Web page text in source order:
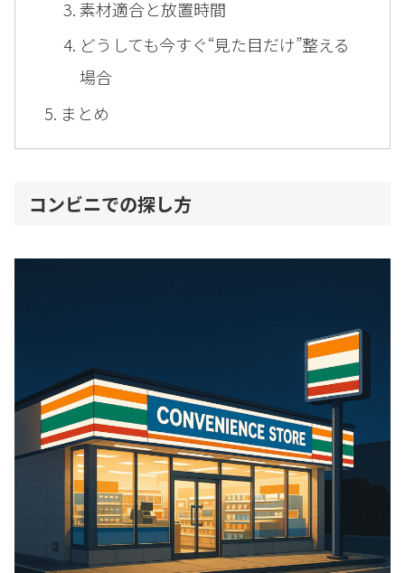
素材適合と放置時間
どうしても今すぐ“見た目だけ”整える
場合
まとめ
コンビニでの探し方